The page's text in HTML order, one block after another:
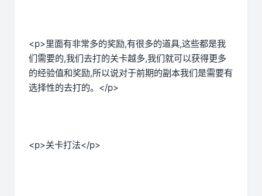
<p>里面有非常多的奖励,有很多的道具,这些都是我
们需要的,我们去打的关卡越多,我们就可以获得更多
的经验值和奖励,所以说对于前期的副本我们是需要有
选择性的去打的。</p>
<p>关卡打法</p>